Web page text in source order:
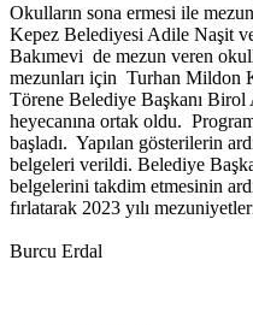
Okulların sona ermesi ile
Kepez Belediyesi Adile Naşit
Bakımevi de mezun veren
mezunları için Turhan Mildon
Törene Belediye Başkanı
heyecanına ortak oldu.
başladı. Yapılan gösterilerin
belgeleri verildi. Belediye
belgelerini takdim etmesinin
fırlatarak 2023 yılı
Burcu Erdal